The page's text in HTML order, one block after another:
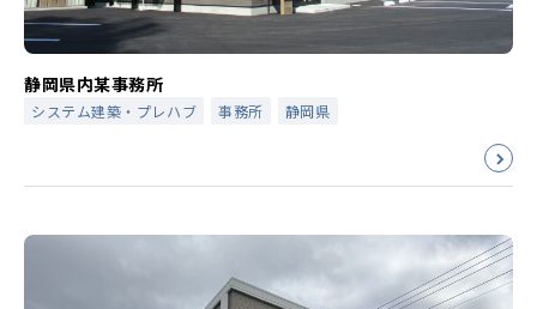
静岡県内某事務所
システム建築・プレハブ 事務所 静岡県